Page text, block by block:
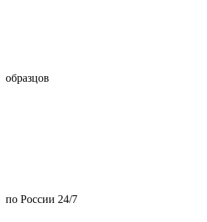
образцов
по России 24/7